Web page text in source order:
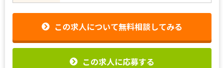
この求人について無料相談してみる
この求人に応募する